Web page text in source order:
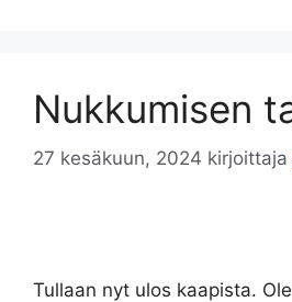
Nukkumisen
27 kesäkuun, 2024 kirjoittaja
Tullaan nyt ulos kaapista.